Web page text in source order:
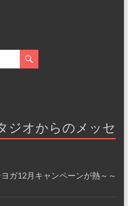
ジオからのメッセ
ガ12月キャンペーンが熱～～